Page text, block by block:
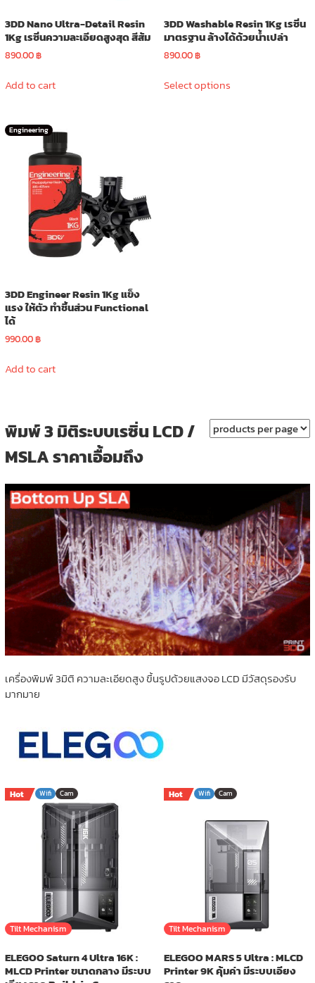
3DD Nano Ultra-Detail Resin
1Kg เรซิ่นความละเอียดสูงสุด สีส้ม
890.00฿
Add to cart
3DD Washable Resin 1Kg เรซิ่น
มาตรฐาน ล้างได้ด้วยน้ำเปล่า
890.00฿
Select optionsproduct
Engineering
3DD Engineer Resin 1Kg แข็ง
แรง ให้ตัว ทำชิ้นส่วน Functional
ได้
990.00฿
Add to cart
พิมพ์ 3 มิติระบบเรซิ่น LCD /
MSLA ราคาเอื้อมถึง
เครื่องพิมพ์ 3มิติ ความละเอียดสูง ขึ้นรูปด้วยแสงจอ LCD มีวัสดุรองรับ
มากมาย
Hot Wifi Cam
Tilt Mechanism
ELEGOO Saturn 4 Ultra 16K :
MLCD Printer ขนาดกลาง มีระบบ
Hot Wifi Cam
Tilt Mechanism
ELEGOO MARS 5 Ultra : MLCD
Printer 9K คุ้มค่า มีระบบเอียง